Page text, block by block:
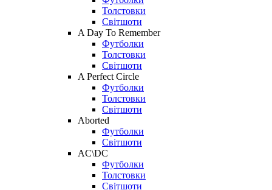
Толстовки
Світшоти
A Day To Remember
Футболки
Толстовки
Світшоти
A Perfect Circle
Футболки
Толстовки
Світшоти
Aborted
Футболки
Світшоти
AC\DC
Футболки
Толстовки
Світшоти